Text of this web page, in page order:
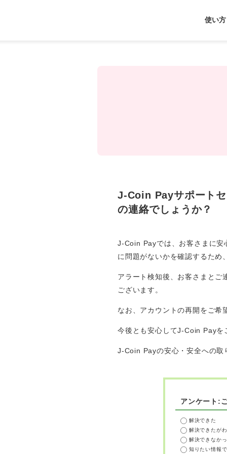
使い方
J-Coin Payサポート
の連絡でしょうか？
J-Coin Payでは、お客さまに安
に問題がないかを確認するた
アラート検知後、お客さまとご
ございます。
なお、アカウントの再開をご
今後とも安心してJ-Coin Payを
J-Coin Payの安心・安全への取
アンケート:
解決できた
解決できたが
解決できなかっ
知りたい情報